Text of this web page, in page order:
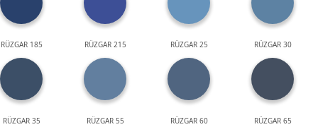
RÜZGAR 185 RÜZGAR 215 RÜZGAR 25 RÜZGAR 30
RÜZGAR 35 RÜZGAR 55 RÜZGAR 60 RÜZGAR 65